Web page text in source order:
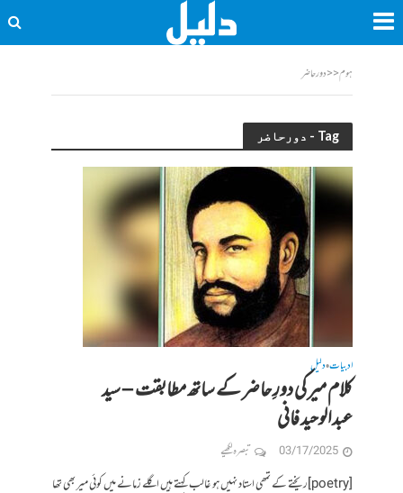
ہوم<<دورحاضر
Tag - دورحاضر
ادبیات•دلیل
کلام میر کی دورِ حاضر کے ساتھ مطابقت – سید
عبدالوحید فانی
03/17/2025 تبصرہ لکھیے
[poetry]ریختے کے تمھی استاد نہیں ہو غالب کہتے ہیں اگلے زمانے میں کوئی میر بھی تھا